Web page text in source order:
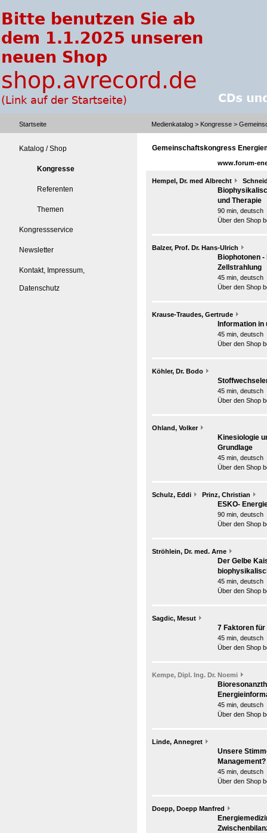
Startseite Medienkatalog > Kongresse >
Katalog / Shop
Kongresse
Referenten
Themen
Kongressservice
Newsletter
Kontakt, Impressum,
Datenschutz
Gemeinschaftskongress
www.forum-
Hempel, Dr. med Albrecht
und Therapie
90 min, deutsch
Über den Shop
Balzer, Prof. Dr. Hans-Ulrich
Biophotonen
Zellstrahlung
45 min, deutsch
Über den Shop
Krause-Traudes, Gertrude
Information
45 min, deutsch
Über den Shop
Köhler, Dr. Bodo
45 min, deutsch
Über den Shop
Ohland, Volker
Kinesiologie
Grundlage
45 min, deutsch
Über den Shop
Schulz, Eddi Prinz, Christian
ESKO-
90 min, deutsch
Über den Shop
Ströhlein, Dr. med. Arne
Der Gelbe
45 min, deutsch
Über den Shop
Sagdic, Mesut
7 Faktoren
45 min, deutsch
Über den Shop
Kempe, Dipl. Ing. Dr. Noemi
45 min, deutsch
Über den Shop
Linde, Annegret
Unsere
Management?
45 min, deutsch
Über den Shop
Doepp, Doepp Manfred